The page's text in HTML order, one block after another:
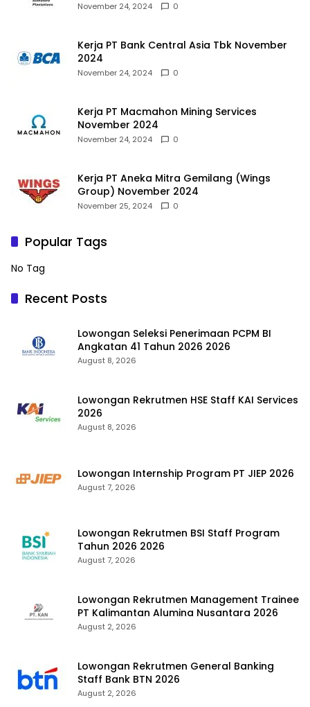
November 24, 2024 0
Kerja PT Bank Central Asia Tbk November
2024
November 24, 2024 0
Kerja PT Macmahon Mining Services
November 2024
November 24, 2024 0
Kerja PT Aneka Mitra Gemilang (Wings
Group) November 2024
November 25, 2024 0
Popular Tags
No Tag
Recent Posts
Lowongan Seleksi Penerimaan PCPM BI
Angkatan 41 Tahun 2026 2026
August 8, 2026
Lowongan Rekrutmen HSE Staff KAI Services
2026
August 8, 2026
Lowongan Internship Program PT JIEP 2026
August 7, 2026
Lowongan Rekrutmen BSI Staff Program
Tahun 2026 2026
August 7, 2026
Lowongan Rekrutmen Management Trainee
PT Kalimantan Alumina Nusantara 2026
August 2, 2026
Lowongan Rekrutmen General Banking
Staff Bank BTN 2026
August 2, 2026